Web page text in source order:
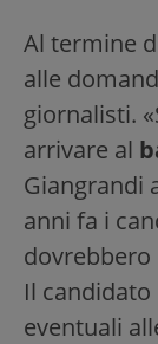
Al termine
alle
giornalisti.
arrivare al
Giangrandi
anni fa i
dovrebbero
Il
eventuali